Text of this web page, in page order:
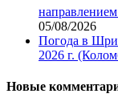
05/08/2026
Погода в
2026 г.
Новые